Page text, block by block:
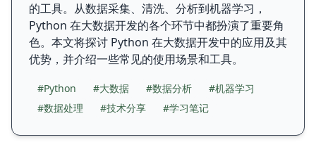
的工具。从数据采集、清洗、分析到机器学习，
Python 在大数据开发的各个环节中都扮演了重要角
色。本文将探讨 Python 在大数据开发中的应用及其
优势，并介绍一些常见的使用场景和工具。
#Python #大数据 #数据分析
#机器学习
#数据处理
#技术分享 #学习笔记